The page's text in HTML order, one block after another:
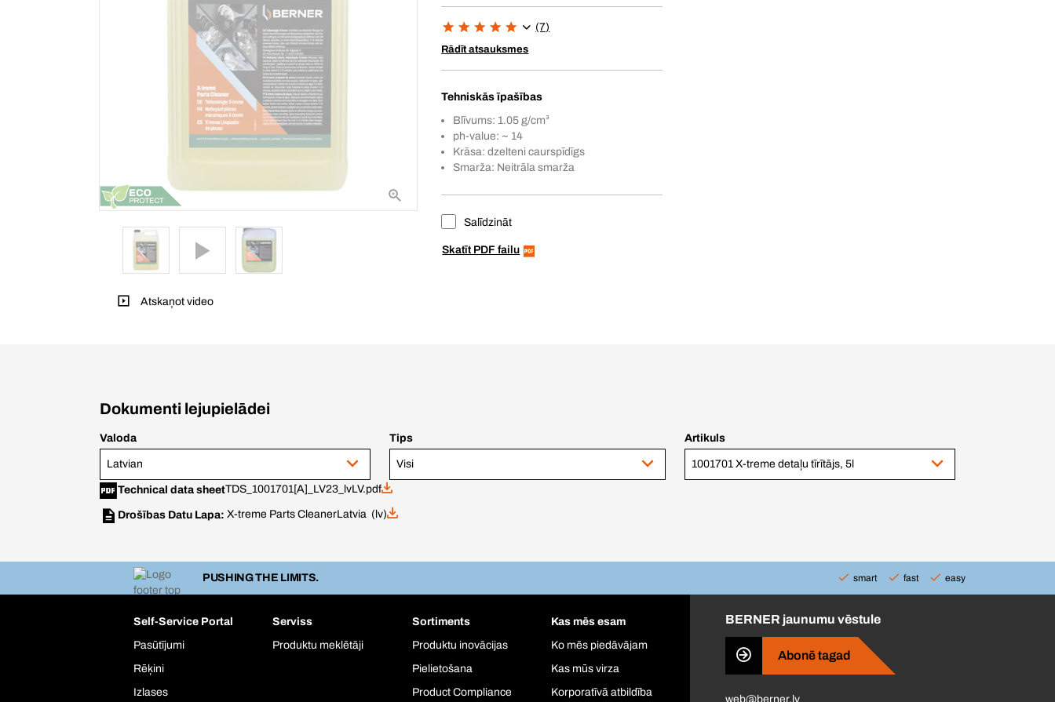
Atskaņot video
(7)
Rādīt atsauksmes
Tehniskās īpašības
Blīvums: 1.05 g/cm³
ph-value: ~ 14
Krāsa: dzelteni caurspīdīgs
Smarža: Neitrāla smarža
Salīdzināt
Skatīt PDF failu
Dokumenti lejupielādei
Valoda
Latvian
Tips
Visi
Artikuls
1001701 X-treme detaļu tīrītājs, 5l
Technical data sheetTDS_1001701[A]_LV23_lvLV.pdf
Drošības Datu Lapa: X-treme Parts CleanerLatvia (lv)
PUSHING THE LIMITS. smart fast easy
Self-Service Portal
Pasūtījumi
Rēķini
Izlases
Serviss
Produktu meklētāji
Sortiments
Produktu inovācijas
Pielietošana
Product Compliance
Kas mēs esam
Ko mēs piedāvājam
Kas mūs virza
Korporatīvā atbildība
BERNER jaunumu vēstule
Abonē tagad
web@berner.lv